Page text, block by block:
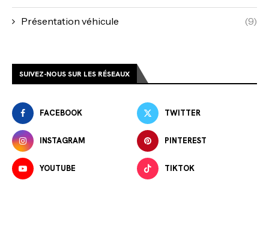
Présentation véhicule (9)
SUIVEZ-NOUS SUR LES RÉSEAUX
FACEBOOK TWITTER
INSTAGRAM PINTEREST
YOUTUBE TIKTOK